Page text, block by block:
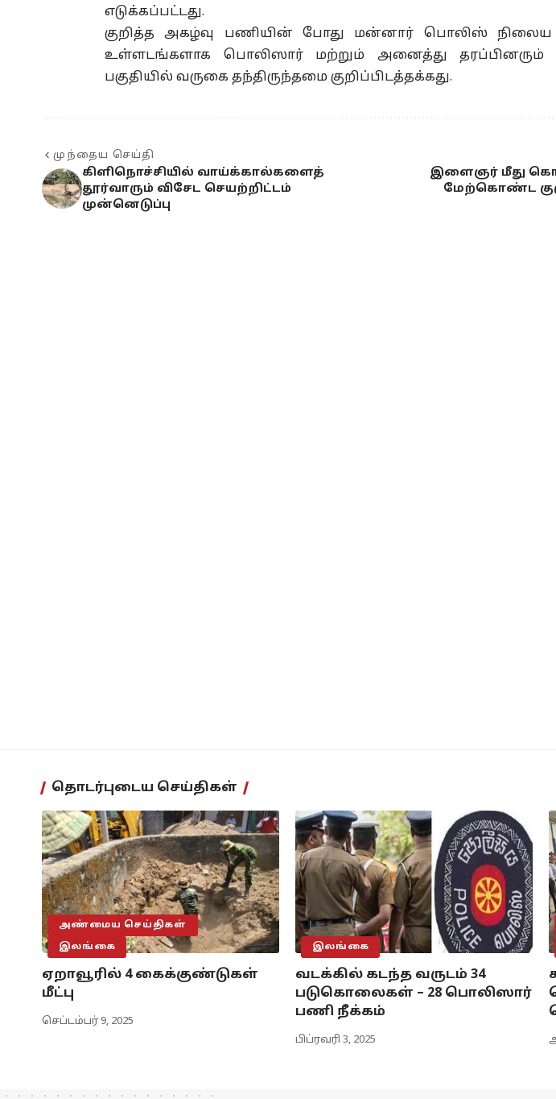
எடுக்கப்பட்டது.
குறித்த அகழ்வு பணியின் போது மன்னார் பொலிஸ் நிலைய
உள்ளடங்களாக பொலிஸார் மற்றும் அனைத்து தரப்பினரும்
பகுதியில் வருகை தந்திருந்தமை குறிப்பிடத்தக்கது.
முந்தைய செய்தி
கிளிநொச்சியில் வாய்க்கால்களைத்
தூர்வாரும் விசேட செயற்றிட்டம்
முன்னெடுப்பு
இளைஞர் மீது
மேற்கொண்ட
தொடர்புடைய செய்திகள்
அண்மைய செய்திகள்
இலங்கை
ஏறாவூரில் 4 கைக்குண்டுகள்
மீட்பு
செப்டம்பர் 9, 2025
இலங்கை
வடக்கில் கடந்த வருடம் 34
படுகொலைகள் – 28 பொலிஸார்
பணி நீக்கம்
பிப்ரவரி 3, 2025